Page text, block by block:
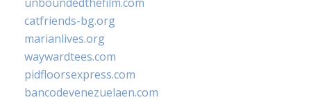
catfriends-bg.org
marianlives.org
waywardtees.com
pidfloorsexpress.com
bancodevenezuelaen.com